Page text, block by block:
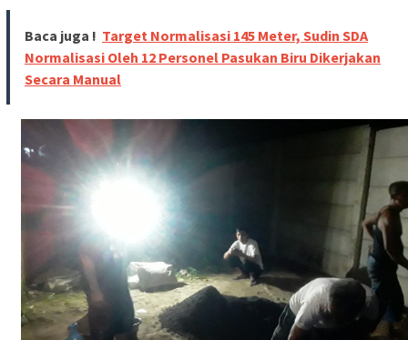
Baca juga ! Target Normalisasi 145 Meter, Sudin SDA
Normalisasi Oleh 12 Personel Pasukan Biru Dikerjakan
Secara Manual